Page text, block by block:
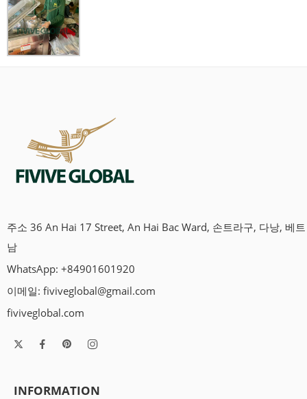
주소 36 An Hai 17 Street, An Hai Bac Ward, 손트라구, 다낭, 베트
남
WhatsApp: +84901601920
이메일: fiviveglobal@gmail.com
fiviveglobal.com
INFORMATION